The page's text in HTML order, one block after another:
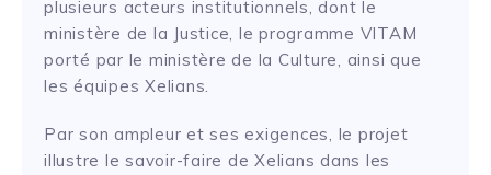
plusieurs acteurs institutionnels, dont le
ministère de la Justice, le programme VITAM
porté par le ministère de la Culture, ainsi que
les équipes Xelians.
Par son ampleur et ses exigences, le projet
illustre le savoir-faire de Xelians dans les